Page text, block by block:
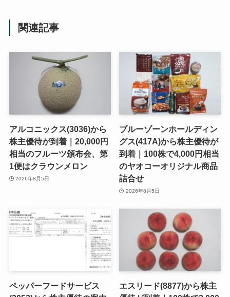
関連記事
アルコニックス(3036)から
株主優待が到着｜20,000円
相当のフルーツ頒布会、第
1便はクラウンメロン
2026年8月5日
ブルーゾーンホールディン
グス(417A)から株主優待が
到着｜100株で4,000円相当
のヤオコーオリジナル商品
詰合せ
2026年8月5日
ペッパーフードサービス
エスリード(8877)から株主